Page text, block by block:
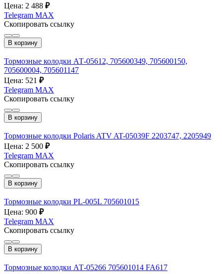
Цена: 2 488 ₽
Telegram MAX
Скопировать ссылку
В корзину
Тормозные колодки АТ-05612, 705600349, 705600150,
705600004, 705601147
Цена: 521 ₽
Telegram MAX
Скопировать ссылку
В корзину
Тормозные колодки Polaris ATV AT-05039F 2203747, 2205949
Цена: 2 500 ₽
Telegram MAX
Скопировать ссылку
В корзину
Тормозные колодки PL-005L 705601015
Цена: 900 ₽
Telegram MAX
Скопировать ссылку
В корзину
Тормозные колодки АТ-05266 705601014 FA617